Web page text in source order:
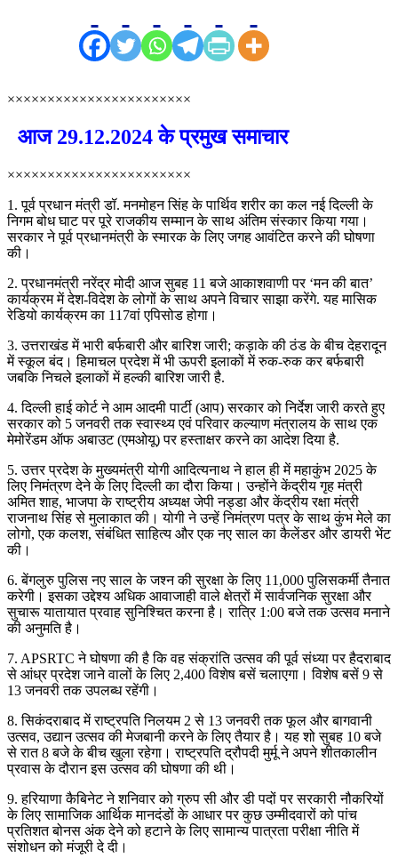
×××××××××××××××××××××××
आज 29.12.2024 के प्रमुख समाचार
×××××××××××××××××××××××
1. पूर्व प्रधान मंत्री डॉ. मनमोहन सिंह के पार्थिव शरीर का कल नई दिल्ली के
निगम बोध घाट पर पूरे राजकीय सम्मान के साथ अंतिम संस्कार किया गया।
सरकार ने पूर्व प्रधानमंत्री के स्मारक के लिए जगह आवंटित करने की घोषणा
की।
2. प्रधानमंत्री नरेंद्र मोदी आज सुबह 11 बजे आकाशवाणी पर ‘मन की बात’
कार्यक्रम में देश-विदेश के लोगों के साथ अपने विचार साझा करेंगे. यह मासिक
रेडियो कार्यक्रम का 117वां एपिसोड होगा।
3. उत्तराखंड में भारी बर्फबारी और बारिश जारी; कड़ाके की ठंड के बीच देहरादून
में स्कूल बंद। हिमाचल प्रदेश में भी ऊपरी इलाकों में रुक-रुक कर बर्फबारी
जबकि निचले इलाकों में हल्की बारिश जारी है.
4. दिल्ली हाई कोर्ट ने आम आदमी पार्टी (आप) सरकार को निर्देश जारी करते हुए
सरकार को 5 जनवरी तक स्वास्थ्य एवं परिवार कल्याण मंत्रालय के साथ एक
मेमोरेंडम ऑफ अबाउट (एमओयू) पर हस्ताक्षर करने का आदेश दिया है.
5. उत्तर प्रदेश के मुख्यमंत्री योगी आदित्यनाथ ने हाल ही में महाकुंभ 2025 के
लिए निमंत्रण देने के लिए दिल्ली का दौरा किया। उन्होंने केंद्रीय गृह मंत्री
अमित शाह, भाजपा के राष्ट्रीय अध्यक्ष जेपी नड्डा और केंद्रीय रक्षा मंत्री
राजनाथ सिंह से मुलाकात की। योगी ने उन्हें निमंत्रण पत्र के साथ कुंभ मेले का
लोगो, एक कलश, संबंधित साहित्य और एक नए साल का कैलेंडर और डायरी भेंट
की।
6. बेंगलुरु पुलिस नए साल के जश्न की सुरक्षा के लिए 11,000 पुलिसकर्मी तैनात
करेगी। इसका उद्देश्य अधिक आवाजाही वाले क्षेत्रों में सार्वजनिक सुरक्षा और
सुचारू यातायात प्रवाह सुनिश्चित करना है। रात्रि 1:00 बजे तक उत्सव मनाने
की अनुमति है।
7. APSRTC ने घोषणा की है कि वह संक्रांति उत्सव की पूर्व संध्या पर हैदराबाद
से आंध्र प्रदेश जाने वालों के लिए 2,400 विशेष बसें चलाएगा। विशेष बसें 9 से
13 जनवरी तक उपलब्ध रहेंगी।
8. सिकंदराबाद में राष्ट्रपति निलयम 2 से 13 जनवरी तक फूल और बागवानी
उत्सव, उद्यान उत्सव की मेजबानी करने के लिए तैयार है। यह शो सुबह 10 बजे
से रात 8 बजे के बीच खुला रहेगा। राष्ट्रपति द्रौपदी मुर्मू ने अपने शीतकालीन
प्रवास के दौरान इस उत्सव की घोषणा की थी।
9. हरियाणा कैबिनेट ने शनिवार को ग्रुप सी और डी पदों पर सरकारी नौकरियों
के लिए सामाजिक आर्थिक मानदंडों के आधार पर कुछ उम्मीदवारों को पांच
प्रतिशत बोनस अंक देने को हटाने के लिए सामान्य पात्रता परीक्षा नीति में
संशोधन को मंजूरी दे दी।